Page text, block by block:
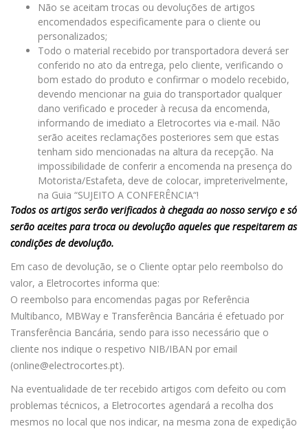
Não se aceitam trocas ou devoluções de artigos
encomendados especificamente para o cliente ou
personalizados;
Todo o material recebido por transportadora deverá ser
conferido no ato da entrega, pelo cliente, verificando o
bom estado do produto e confirmar o modelo recebido,
devendo mencionar na guia do transportador qualquer
dano verificado e proceder à recusa da encomenda,
informando de imediato a Eletrocortes via e-mail. Não
serão aceites reclamações posteriores sem que estas
tenham sido mencionadas na altura da recepção. Na
impossibilidade de conferir a encomenda na presença do
Motorista/Estafeta, deve de colocar, impreterivelmente,
na Guia “SUJEITO A CONFERÊNCIA“!
Todos os artigos serão verificados à chegada ao nosso serviço e só
serão aceites para troca ou devolução aqueles que respeitarem as
condições de devolução.
Em caso de devolução, se o Cliente optar pelo reembolso do
valor, a Eletrocortes informa que:
O reembolso para encomendas pagas por Referência
Multibanco, MBWay e Transferência Bancária é efetuado por
Transferência Bancária, sendo para isso necessário que o
cliente nos indique o respetivo NIB/IBAN por email
(online@electrocortes.pt).
Na eventualidade de ter recebido artigos com defeito ou com
problemas técnicos, a Eletrocortes agendará a recolha dos
mesmos no local que nos indicar, na mesma zona de expedição